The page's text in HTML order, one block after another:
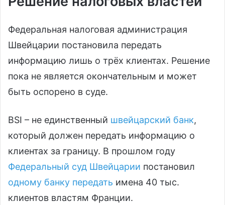
Федеральная налоговая администрация
Швейцарии постановила передать
информацию лишь о трёх клиентах. Решение
пока не является окончательным и может
быть оспорено в суде.
BSI – не единственный швейцарский банк,
который должен передать информацию о
клиентах за границу. В прошлом году
Федеральный суд Швейцарии постановил
одному банку передать имена 40 тыс.
клиентов властям Франции.